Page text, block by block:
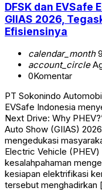
DFSK dan EVSafe
GIIAS 2026,
Efisiensinya
calendar_month
account_circle
0Komentar
PT Sokonindo
EVSafe Indonesia
Next Drive: Why
Auto Show (GIIAS)
mengedukasi
Electric Vehicle
kesalahpahaman
kesiapan elektrifikasi
tersebut menghadirkan